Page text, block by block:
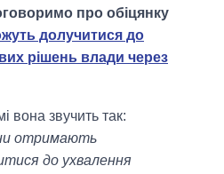
про обіцянку
долучитися до
рішень влади через
вона звучить так:
отримають
до ухвалення